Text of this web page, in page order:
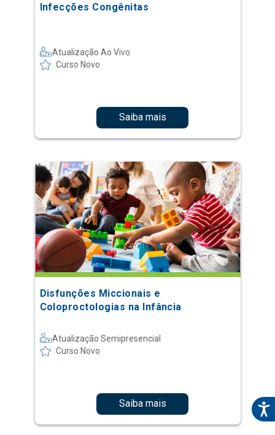
Infecções Congênitas
Atualização Ao Vivo
Curso Novo
Saiba mais
Disfunções Miccionais e
Coloproctologias na Infância
Atualização Semipresencial
Curso Novo
Saiba mais